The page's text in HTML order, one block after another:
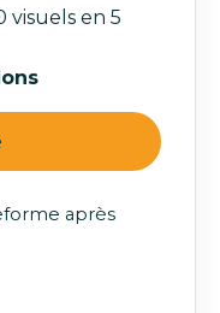
visuels en 5
après